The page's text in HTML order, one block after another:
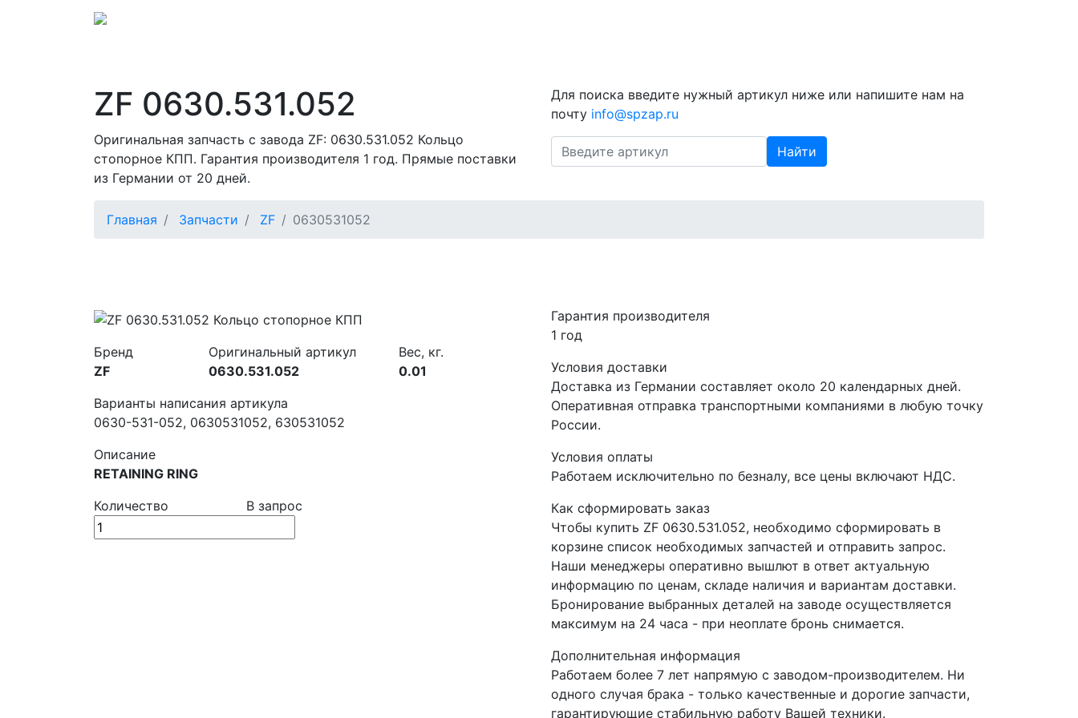
ZF 0630.531.052
Оригинальная запчасть с завода ZF: 0630.531.052 Кольцо
стопорное КПП. Гарантия производителя 1 год. Прямые поставки
из Германии от 20 дней.
Для поиска введите нужный артикул ниже или напишите нам на
почту info@spzap.ru
Найти
Главная Запчасти ZF 0630531052
Бренд
ZF
Оригинальный артикул
0630.531.052
Вес, кг.
0.01
Варианты написания артикула
0630-531-052, 0630531052, 630531052
Описание
RETAINING RING
Количество
В запрос
Гарантия производителя
1 год
Условия доставки
Доставка из Германии составляет около 20 календарных дней.
Оперативная отправка транспортными компаниями в любую точку
России.
Условия оплаты
Работаем исключительно по безналу, все цены включают НДС.
Как сформировать заказ
Чтобы купить ZF 0630.531.052, необходимо сформировать в
корзине список необходимых запчастей и отправить запрос.
Наши менеджеры оперативно вышлют в ответ актуальную
информацию по ценам, складе наличия и вариантам доставки.
Бронирование выбранных деталей на заводе осуществляется
максимум на 24 часа - при неоплате бронь снимается.
Дополнительная информация
Работаем более 7 лет напрямую с заводом-производителем. Ни
одного случая брака - только качественные и дорогие запчасти,
гарантирующие стабильную работу Вашей техники.